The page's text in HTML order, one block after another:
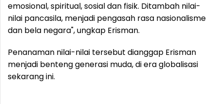
emosional, spiritual, sosial dan fisik. Ditambah nilai-
nilai pancasila, menjadi pengasah rasa nasionalisme
dan bela negara", ungkap Erisman.
Penanaman nilai-nilai tersebut dianggap Erisman
menjadi benteng generasi muda, di era globalisasi
sekarang ini.